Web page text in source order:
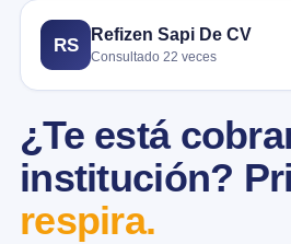
RS
Refizen Sapi De CV
Consultado 22 veces
¿Te está
institución?
respira.